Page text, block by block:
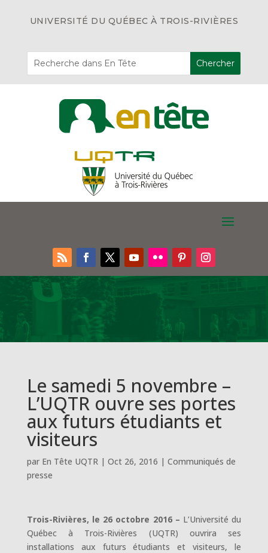
UNIVERSITÉ DU QUÉBEC À TROIS-RIVIÈRES
Le samedi 5 novembre –
L’UQTR ouvre ses portes
aux futurs étudiants et
visiteurs
par En Tête UQTR| Oct 26, 2016 | Communiqués de
presse
Trois-Rivières, le 26 octobre 2016 – L’Université du
Québec à Trois-Rivières (UQTR) ouvrira ses
installations aux futurs étudiants et visiteurs, le